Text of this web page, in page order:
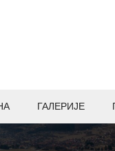
ГАЛЕРИЈЕ